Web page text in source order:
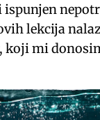
ispunjen
lekcija
koji mi